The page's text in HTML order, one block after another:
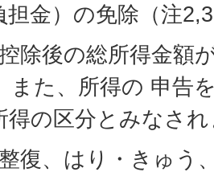
担金）の免除（注
控除後の総所得金額
また、所得の 申告
得の区分とみなさ
整復、はり・きゅう